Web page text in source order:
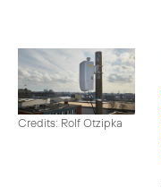
Credits: Rolf Otzipka